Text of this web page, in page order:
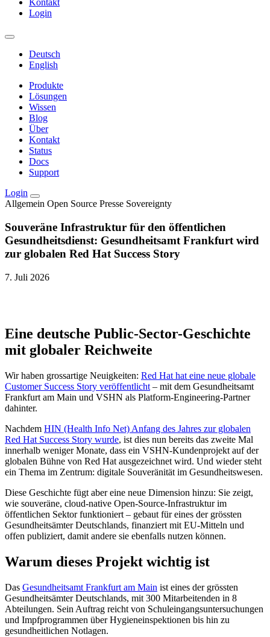
Kontakt
Login
Deutsch
English
Produkte
Lösungen
Wissen
Blog
Über
Kontakt
Status
Docs
Support
Login
Allgemein Open Source Presse Sovereignty
Souveräne Infrastruktur für den öffentlichen
Gesundheitsdienst: Gesundheitsamt Frankfurt wird
zur globalen Red Hat Success Story
7. Juli 2026
Eine deutsche Public-Sector-Geschichte
mit globaler Reichweite
Wir haben grossartige Neuigkeiten: Red Hat hat eine neue globale
Customer Success Story veröffentlicht – mit dem Gesundheitsamt
Frankfurt am Main und VSHN als Platform-Engineering-Partner
dahinter.
Nachdem HIN (Health Info Net) Anfang des Jahres zur globalen
Red Hat Success Story wurde, ist dies nun bereits das zweite Mal
innerhalb weniger Monate, dass ein VSHN-Kundenprojekt auf der
globalen Bühne von Red Hat ausgezeichnet wird. Und wieder steht
ein Thema im Zentrum: digitale Souveränität im Gesundheitswesen.
Diese Geschichte fügt aber eine neue Dimension hinzu: Sie zeigt,
wie souveräne, cloud-native Open-Source-Infrastruktur im
öffentlichen Sektor funktioniert – gebaut für eines der grössten
Gesundheitsämter Deutschlands, finanziert mit EU-Mitteln und
offen publiziert, damit andere sie ebenfalls nutzen können.
Warum dieses Projekt wichtig ist
Das Gesundheitsamt Frankfurt am Main ist eines der grössten
Gesundheitsämter Deutschlands, mit 300 Mitarbeitenden in 8
Abteilungen. Sein Auftrag reicht von Schuleingangsuntersuchungen
und Impfprogrammen über Hygieneinspektionen bis hin zu
gesundheitlichen Notlagen.